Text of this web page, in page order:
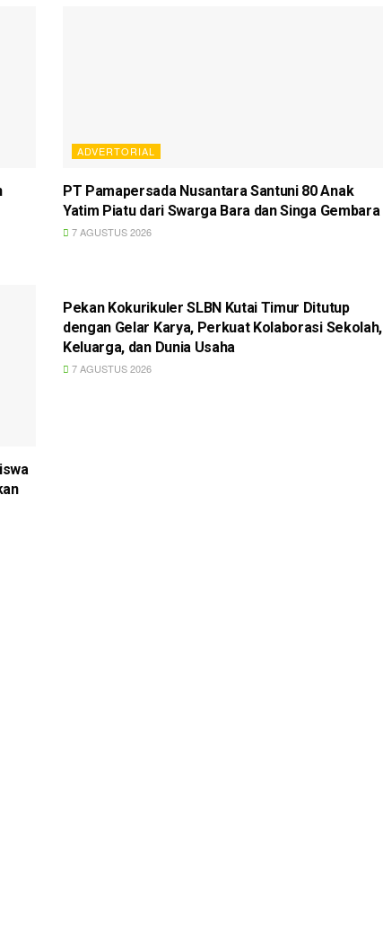
ADVERTORIAL
PT Pamapersada Nusantara Santuni 80 Anak
Yatim Piatu dari Swarga Bara dan Singa Gembara
7 AGUSTUS 2026
Pekan Kokurikuler SLBN Kutai Timur Ditutup
dengan Gelar Karya, Perkuat Kolaborasi Sekolah,
Keluarga, dan Dunia Usaha
7 AGUSTUS 2026